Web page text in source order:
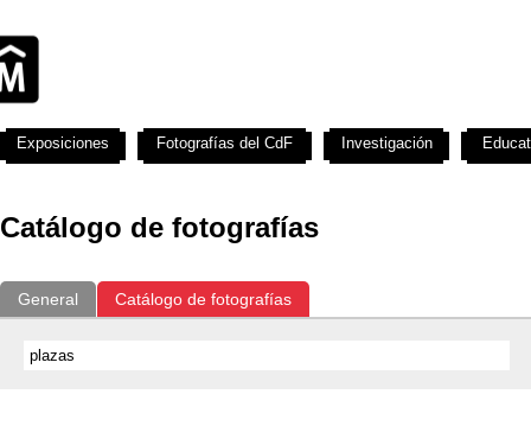
Catálogo de fotografías
General Catálogo de fotografías
Exposiciones Fotografías del CdF Investigación